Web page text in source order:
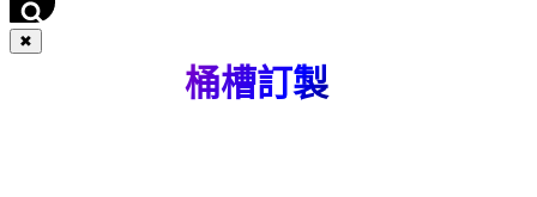
✖
桶槽訂製